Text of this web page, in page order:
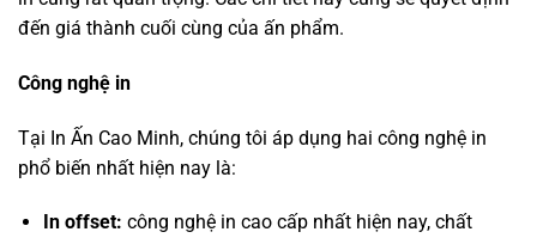
đến giá thành cuối cùng của ấn phẩm.
Công nghệ in
Tại In Ấn Cao Minh, chúng tôi áp dụng hai công nghệ in
phổ biến nhất hiện nay là:
In offset: công nghệ in cao cấp nhất hiện nay, chất